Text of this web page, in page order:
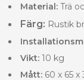
Material: Trä
Färg: Rustik
Vikt: 10 kg
Mått: 60 x 65 x